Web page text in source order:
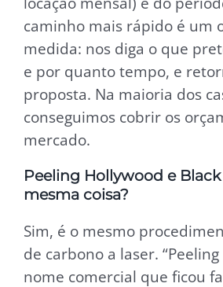
caminho mais rápido é um
medida: nos diga o que
e por quanto tempo, e
proposta. Na maioria dos
conseguimos cobrir os
mercado.
Peeling Hollywood e Black
mesma coisa?
Sim, é o mesmo
de carbono a laser.
nome comercial que ficou